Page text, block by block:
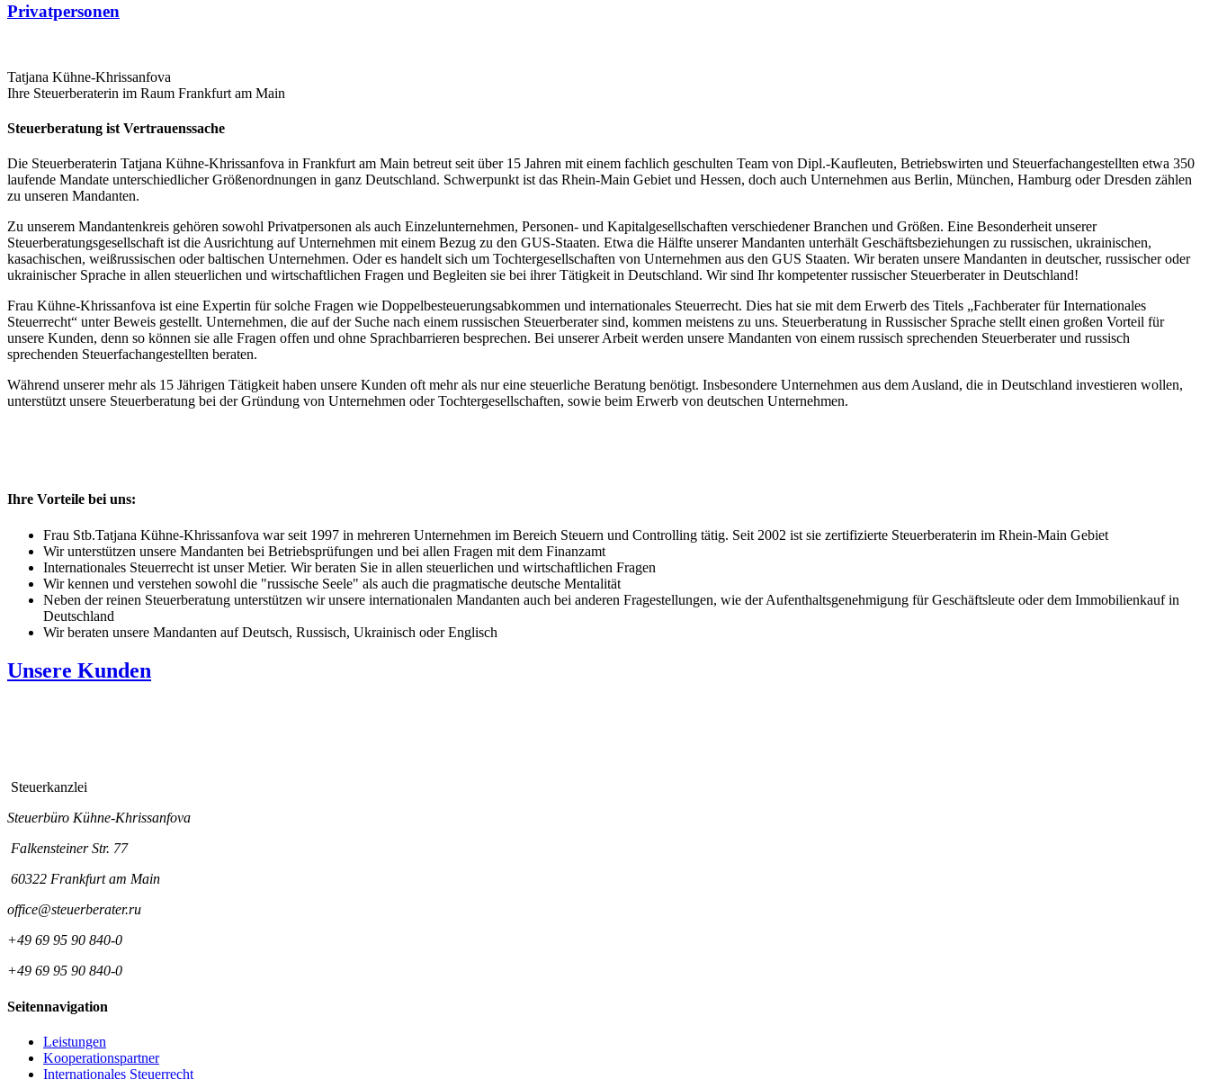
Privatpersonen
Tatjana Kühne-Khrissanfova
Ihre Steuerberaterin im Raum Frankfurt am Main
Steuerberatung ist Vertrauenssache
Die Steuerberaterin Tatjana Kühne-Khrissanfova in Frankfurt am Main betreut seit über 15 Jahren mit einem fachlich geschulten Team von Dipl.-Kaufleuten, Betriebswirten und Steuerfachangestellten etwa 350
laufende Mandate unterschiedlicher Größenordnungen in ganz Deutschland. Schwerpunkt ist das Rhein-Main Gebiet und Hessen, doch auch Unternehmen aus Berlin, München, Hamburg oder Dresden zählen
zu unseren Mandanten.
Zu unserem Mandantenkreis gehören sowohl Privatpersonen als auch Einzelunternehmen, Personen- und Kapitalgesellschaften verschiedener Branchen und Größen. Eine Besonderheit unserer
Steuerberatungsgesellschaft ist die Ausrichtung auf Unternehmen mit einem Bezug zu den GUS-Staaten. Etwa die Hälfte unserer Mandanten unterhält Geschäftsbeziehungen zu russischen, ukrainischen,
kasachischen, weißrussischen oder baltischen Unternehmen. Oder es handelt sich um Tochtergesellschaften von Unternehmen aus den GUS Staaten. Wir beraten unsere Mandanten in deutscher, russischer oder
ukrainischer Sprache in allen steuerlichen und wirtschaftlichen Fragen und Begleiten sie bei ihrer Tätigkeit in Deutschland. Wir sind Ihr kompetenter russischer Steuerberater in Deutschland!
Frau Kühne-Khrissanfova ist eine Expertin für solche Fragen wie Doppelbesteuerungsabkommen und internationales Steuerrecht. Dies hat sie mit dem Erwerb des Titels „Fachberater für Internationales
Steuerrecht“ unter Beweis gestellt. Unternehmen, die auf der Suche nach einem russischen Steuerberater sind, kommen meistens zu uns. Steuerberatung in Russischer Sprache stellt einen großen Vorteil für
unsere Kunden, denn so können sie alle Fragen offen und ohne Sprachbarrieren besprechen. Bei unserer Arbeit werden unsere Mandanten von einem russisch sprechenden Steuerberater und russisch
sprechenden Steuerfachangestellten beraten.
Während unserer mehr als 15 Jährigen Tätigkeit haben unsere Kunden oft mehr als nur eine steuerliche Beratung benötigt. Insbesondere Unternehmen aus dem Ausland, die in Deutschland investieren wollen,
unterstützt unsere Steuerberatung bei der Gründung von Unternehmen oder Tochtergesellschaften, sowie beim Erwerb von deutschen Unternehmen.
Ihre Vorteile bei uns:
Frau Stb.Tatjana Kühne-Khrissanfova war seit 1997 in mehreren Unternehmen im Bereich Steuern und Controlling tätig. Seit 2002 ist sie zertifizierte Steuerberaterin im Rhein-Main Gebiet
Wir unterstützen unsere Mandanten bei Betriebsprüfungen und bei allen Fragen mit dem Finanzamt
Internationales Steuerrecht ist unser Metier. Wir beraten Sie in allen steuerlichen und wirtschaftlichen Fragen
Wir kennen und verstehen sowohl die "russische Seele" als auch die pragmatische deutsche Mentalität
Neben der reinen Steuerberatung unterstützen wir unsere internationalen Mandanten auch bei anderen Fragestellungen, wie der Aufenthaltsgenehmigung für Geschäftsleute oder dem Immobilienkauf in
Deutschland
Wir beraten unsere Mandanten auf Deutsch, Russisch, Ukrainisch oder Englisch
Unsere Kunden
Steuerkanzlei
Steuerbüro Kühne-Khrissanfova
Falkensteiner Str. 77
60322 Frankfurt am Main
office@steuerberater.ru
+49 69 95 90 840-0
+49 69 95 90 840-0
Seitennavigation
Leistungen
Kooperationspartner
Internationales Steuerrecht